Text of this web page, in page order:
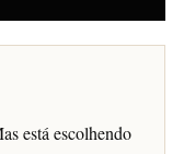
está escolhendo